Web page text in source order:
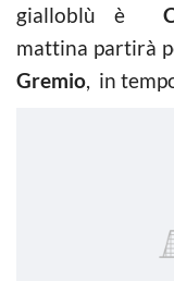
gialloblù è
mattina partirà
Gremio, in